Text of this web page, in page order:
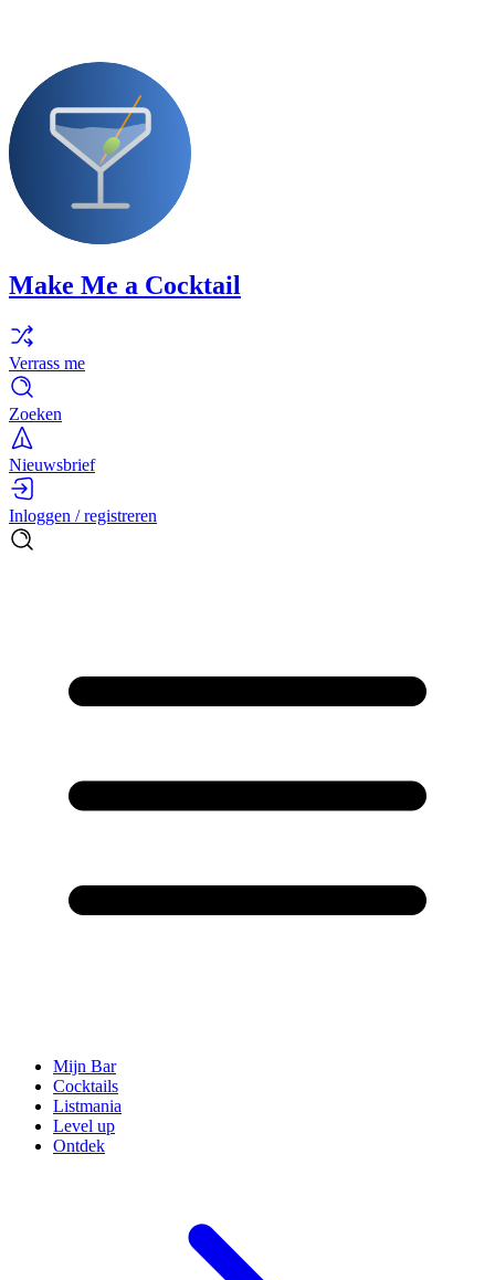
Make Me a Cocktail
Verrass me
Zoeken
Nieuwsbrief
Inloggen / registreren
Mijn Bar
Cocktails
Listmania
Level up
Ontdek